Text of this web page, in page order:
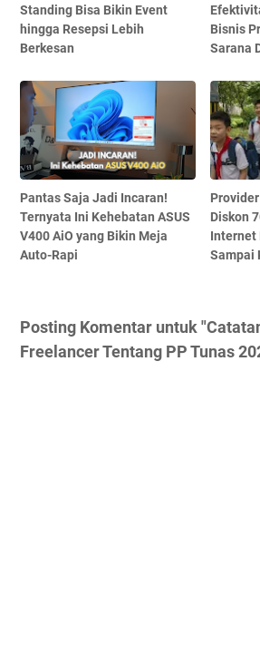
Standing Bisa Bikin Event
hingga Resepsi Lebih
Berkesan
Bisnis
Sarana
Pantas Saja Jadi Incaran!
Ternyata Ini Kehebatan ASUS
V400 AiO yang Bikin Meja
Auto-Rapi
Diskon
Internet
Sampai
Posting Komentar untuk
Freelancer Tentang PP Tunas